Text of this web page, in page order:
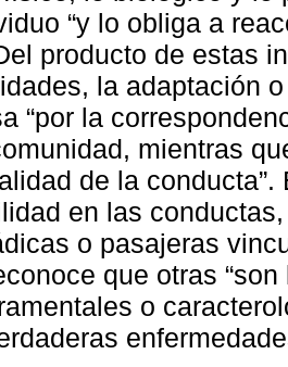
“y lo obliga a
producto de estas
la adaptación
“por la
mientras
de la
en las
o pasajeras
que otras
o